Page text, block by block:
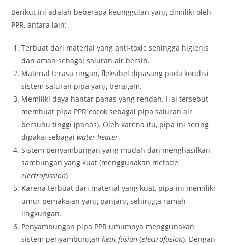
Berikut ini adalah beberapa keunggulan yang dimiliki oleh
PPR, antara lain:
Terbuat dari material yang anti-toxic sehingga higienis
dan aman sebagai saluran air bersih.
Material terasa ringan, fleksibel dipasang pada kondisi
sistem saluran pipa yang beragam.
Memiliki daya hantar panas yang rendah. Hal tersebut
membuat pipa PPR cocok sebagai pipa saluran air
bersuhu tinggi (panas). Oleh karena itu, pipa ini sering
dipakai sebagaiwater heater.
Sistem penyambungan yang mudah dan menghasilkan
sambungan yang kuat (menggunakan metode
electrofussion)
Karena terbuat dari material yang kuat, pipa ini memiliki
umur pemakaian yang panjang sehingga ramah
lingkungan.
Penyambungan pipa PPR umumnya menggunakan
sistem penyambunganheat fusion (electrofusion). Dengan